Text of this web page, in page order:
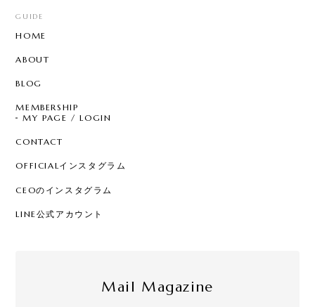
GUIDE
HOME
ABOUT
BLOG
MEMBERSHIP
MY PAGE / LOGIN
CONTACT
OFFICIALインスタグラム
CEOのインスタグラム
LINE公式アカウント
Mail Magazine